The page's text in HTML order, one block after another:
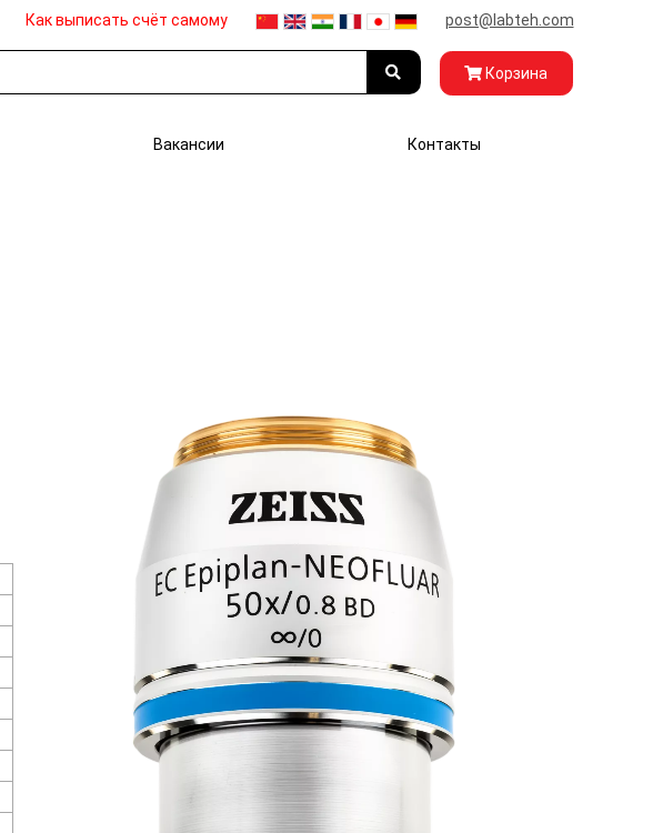
Как выписать счёт самому post@labteh.com
Корзина
Вакансии Контакты